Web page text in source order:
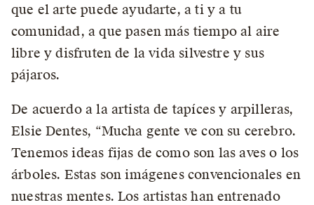
que el arte puede ayudarte, a ti y a tu
comunidad, a que pasen más tiempo al aire
libre y disfruten de la vida silvestre y sus
pájaros.
De acuerdo a la artista de tapíces y arpilleras,
Elsie Dentes, “Mucha gente ve con su cerebro.
Tenemos ideas fijas de como son las aves o los
árboles. Estas son imágenes convencionales en
nuestras mentes. Los artistas han entrenado